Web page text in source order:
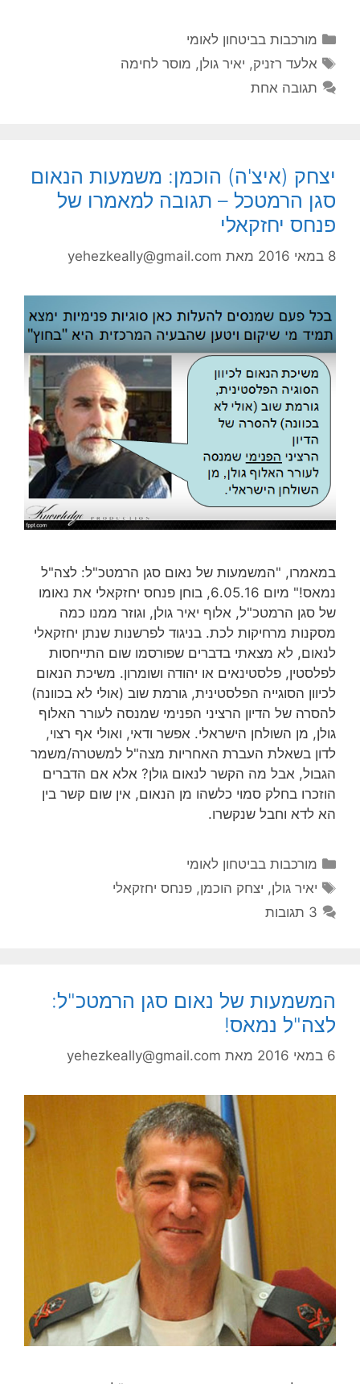
קטגוריות
מורכבות בביטחון לאומי
תגיות
אלעד רזניק, יאיר גולן, מוסר לחימה
תגובה אחת
יצחק (איצ'ה) הוכמן: משמעות הנאום
סגן הרמטכל – תגובה למאמרו של
פנחס יחזקאלי
8 במאי 2016 מאת yehezkeally@gmail.com
במאמרו, "המשמעות של נאום סגן הרמטכ"ל: לצה"ל
נמאס!" מיום 6.05.16, בוחן פנחס יחזקאלי את נאומו
של סגן הרמטכ"ל, אלוף יאיר גולן, וגוזר ממנו כמה
מסקנות מרחיקות לכת. בניגוד לפרשנות שנתן יחזקאלי
לנאום, לא מצאתי בדברים שפורסמו שום התייחסות
לפלסטין, פלסטינאים או יהודה ושומרון. משיכת הנאום
לכיוון הסוגייה הפלסטינית, גורמת שוב (אולי לא בכוונה)
להסרה של הדיון הרציני הפנימי שמנסה לעורר האלוף
גולן, מן השולחן הישראלי. אפשר ודאי, ואולי אף רצוי,
לדון בשאלת העברת האחריות מצה"ל למשטרה/משמר
הגבול, אבל מה הקשר לנאום גולן? אלא אם הדברים
הוזכרו בחלק סמוי כלשהו מן הנאום, אין שום קשר בין
הא לדא וחבל שנקשרו.
קטגוריות
מורכבות בביטחון לאומי
תגיות
יאיר גולן, יצחק הוכמן,פנחס יחזקאלי
3 תגובות
המשמעות של נאום סגן הרמטכ"ל:
לצה"ל נמאס!
6 במאי 2016 מאת yehezkeally@gmail.com